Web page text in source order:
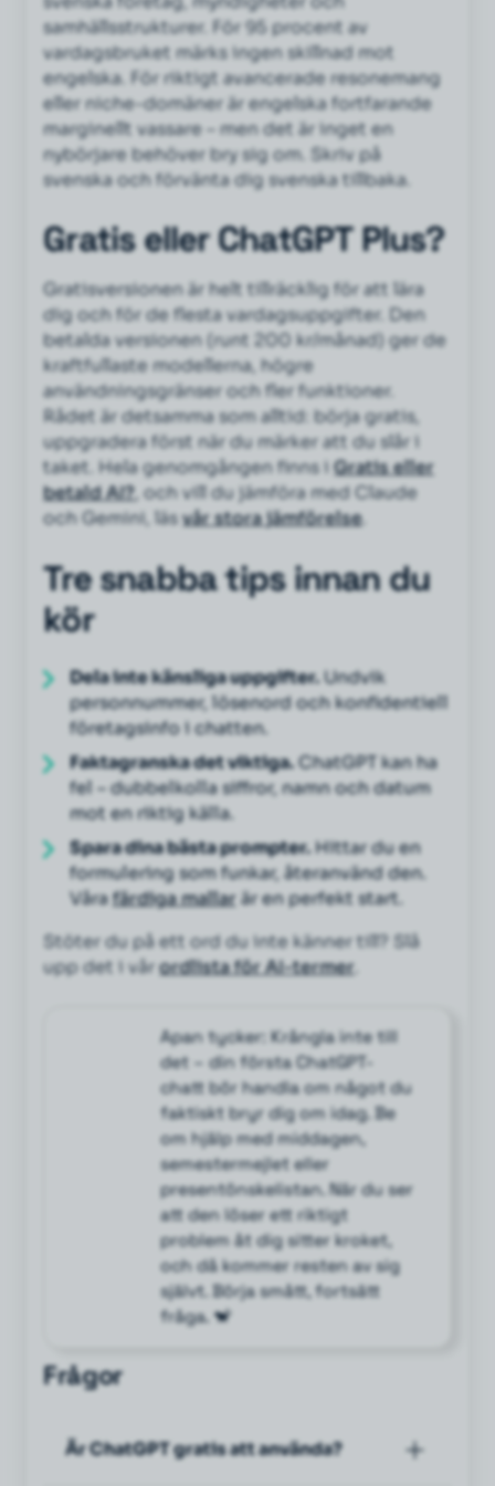
samhällsstrukturer. För 95 procent av
vardagsbruket märks ingen skillnad mot
engelska. För riktigt avancerade resonemang
eller niche-domäner är engelska fortfarande
marginellt vassare – men det är inget en
nybörjare behöver bry sig om. Skriv på
svenska och förvänta dig svenska tillbaka.
Gratis eller ChatGPT Plus?
Gratisversionen är helt tillräcklig för att lära
dig och för de flesta vardagsuppgifter. Den
betalda versionen (runt 200 kr/månad) ger de
kraftfullaste modellerna, högre
användningsgränser och fler funktioner.
Rådet är detsamma som alltid: börja gratis,
uppgradera först när du märker att du slår i
taket. Hela genomgången finns iGratis eller
betald AI? , och vill du jämföra med Claude
och Gemini, läsvår stora jämförelse.
Tre snabba tips innan du
kör
Dela inte känsliga uppgifter.Undvik
personnummer, lösenord och konfidentiell
företagsinfo i chatten.
Faktagranska det viktiga.ChatGPT kan ha
fel – dubbelkolla siffror, namn och datum
mot en riktig källa.
Spara dina bästa prompter.Hittar du en
formulering som funkar, återanvänd den.
Vårafärdiga mallarär en perfekt start.
Stöter du på ett ord du inte känner till? Slå
upp det i vårordlista för AI-termer
Apan tycker: Krångla inte till
det – din första ChatGPT-
chatt bör handla om något du
faktiskt bryr dig om idag. Be
om hjälp med middagen,
semestermejlet eller
presentönskelistan. När du ser
att den löser ett riktigt
problem åt dig sitter kroket,
och då kommer resten av sig
självt. Börja smått, fortsätt
fråga. 🐒
Frågor
Är ChatGPT gratis att använda?